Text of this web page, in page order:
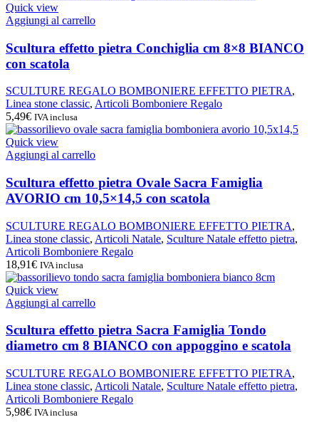
Quick view
Aggiungi al carrello
Scultura effetto pietra Conchiglia cm 8×8 BIANCO
con scatola
SCULTURE REGALO BOMBONIERE EFFETTO PIETRA,
Linea stone classic, Articoli Bomboniere Regalo
5,49€ IVA inclusa
Quick view
Aggiungi al carrello
Scultura effetto pietra Ovale Sacra Famiglia
AVORIO cm 10,5×14,5 con scatola
SCULTURE REGALO BOMBONIERE EFFETTO PIETRA,
Linea stone classic, Articoli Natale, Sculture Natale effetto pietra,
Articoli Bomboniere Regalo
18,91€ IVA inclusa
Quick view
Aggiungi al carrello
Scultura effetto pietra Sacra Famiglia Tondo
diametro cm 8 BIANCO con appoggino e scatola
SCULTURE REGALO BOMBONIERE EFFETTO PIETRA,
Linea stone classic, Articoli Natale, Sculture Natale effetto pietra,
Articoli Bomboniere Regalo
5,98€ IVA inclusa